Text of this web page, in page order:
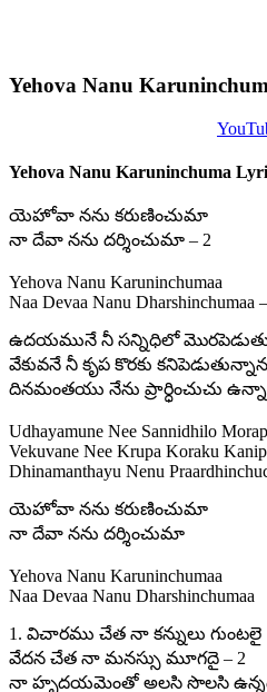
Yehova Nanu
Yehova Nanu Karuninchuma
యెహోవా నను కరుణించుమా
నా దేవా నను దర్శించుమా – 2
Yehova Nanu Karuninchumaa
Naa Devaa Nanu Dharshinchumaa
ఉదయమునే నీ సన్నిధిలో
వేకువనే నీ కృప కొరకు
దినమంతయు నేను ప్రార్ధించుచు
Udhayamune Nee Sannidhilo
Vekuvane Nee Krupa Koraku
Dhinamanthayu Nenu
యెహోవా నను కరుణించుమా
నా దేవా నను దర్శించుమా
Yehova Nanu Karuninchumaa
Naa Devaa Nanu Dharshinchumaa
1. విచారము చేత నా కన్నులు గుంటలై
వేదన చేత నా మనస్సు మూగదై – 2
నా హృదయమెంతో అలసి సొలసి